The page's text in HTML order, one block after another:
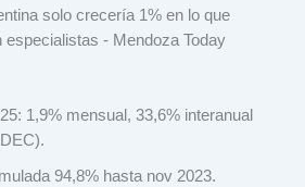
1,9% mensual, 33,6% interanual
94,8% hasta nov 2023.